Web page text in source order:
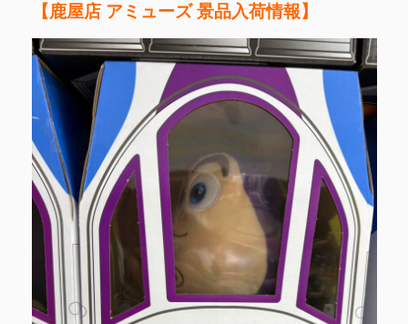
【鹿屋店 アミューズ 景品入荷情報】